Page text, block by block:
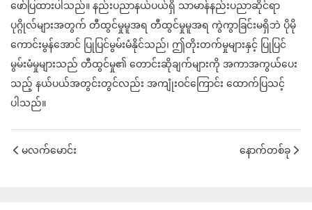
ဖော်ပြထားပါသည်။ နည်းပညာနယ်ပယ်ရှိ သာမာန်နည်းပညာဆိုင်ရာ
ပုဂ္ဂိုလ်များအတွက် တီထွင်မှုမူအရ တီထွင်မှုမူအရ ကွဲကွာခြင်းမရှိဘဲ ပိုမို
ကောင်းမွန်အောင် ပြုပြင်မွမ်းမံနိုင်သည်၊ ဤတိုးတက်မှုများနှင့် ပြုပြင်
မွမ်းမံမှုများသည် တီထွင်မှု၏ တောင်းဆိုချက်များကို အကာအကွယ်ပေး
သည့် နယ်ပယ်အတွင်းတွင်လည်း အကျုံးဝင်ကြောင်း ထောက်ပြသင့်
ပါသည်။
မလက်မောင်း နောက်တစ်ခု